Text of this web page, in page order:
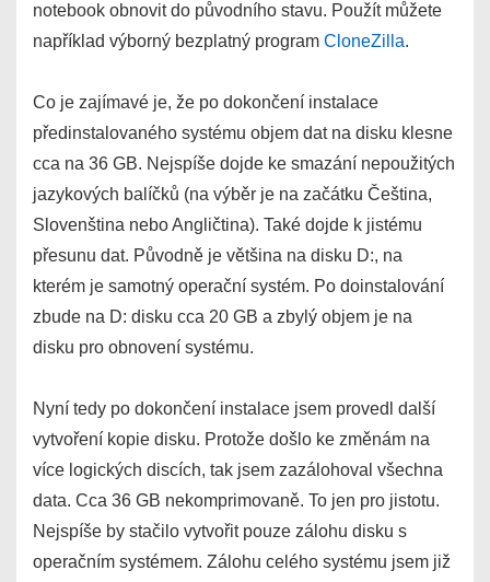
notebook obnovit do původního stavu. Použít můžete
například výborný bezplatný program CloneZilla.
Co je zajímavé je, že po dokončení instalace
předinstalovaného systému objem dat na disku klesne
cca na 36 GB. Nejspíše dojde ke smazání nepoužitých
jazykových balíčků (na výběr je na začátku Čeština,
Slovenština nebo Angličtina). Také dojde k jistému
přesunu dat. Původně je většina na disku D:, na
kterém je samotný operační systém. Po doinstalování
zbude na D: disku cca 20 GB a zbylý objem je na
disku pro obnovení systému.
Nyní tedy po dokončení instalace jsem provedl další
vytvoření kopie disku. Protože došlo ke změnám na
více logických discích, tak jsem zazálohoval všechna
data. Cca 36 GB nekomprimovaně. To jen pro jistotu.
Nejspíše by stačilo vytvořit pouze zálohu disku s
operačním systémem. Zálohu celého systému jsem již